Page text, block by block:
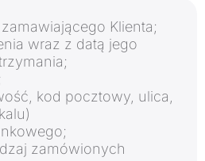
Klienta;
wraz z datą jego
kod pocztowy, ulica,
zamówionych